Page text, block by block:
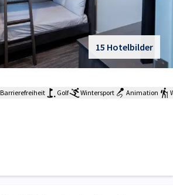
15 Hotelbilder
Barrierefreiheit Golf Wintersport Animation